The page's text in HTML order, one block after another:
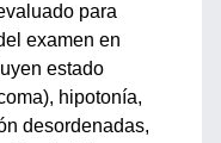
para
examen en
estado
hipotonía,
desordenadas,